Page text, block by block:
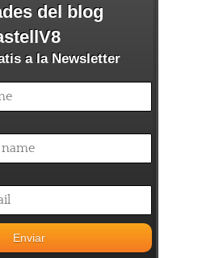
del blog
a la Newsletter